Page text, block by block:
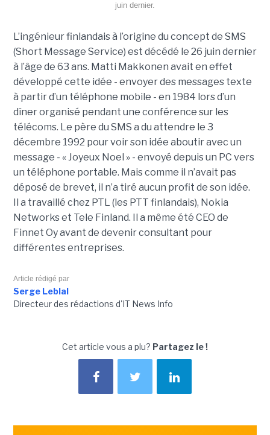
juin dernier.
L’ingénieur finlandais à l’origine du concept de SMS
(Short Message Service) est décédé le 26 juin dernier
à l’âge de 63 ans. Matti Makkonen avait en effet
développé cette idée - envoyer des messages texte
à partir d’un téléphone mobile - en 1984 lors d’un
dîner organisé pendant une conférence sur les
télécoms. Le père du SMS a du attendre le 3
décembre 1992 pour voir son idée aboutir avec un
message - « Joyeux Noel » - envoyé depuis un PC vers
un téléphone portable. Mais comme il n’avait pas
déposé de brevet, il n’a tiré aucun profit de son idée.
Il a travaillé chez PTL (les PTT finlandais), Nokia
Networks et Tele Finland. Il a même été CEO de
Finnet Oy avant de devenir consultant pour
différentes entreprises.
Article rédigé par
Serge Leblal
Directeur des rédactions d'IT News Info
Cet article vous a plu? Partagez le !